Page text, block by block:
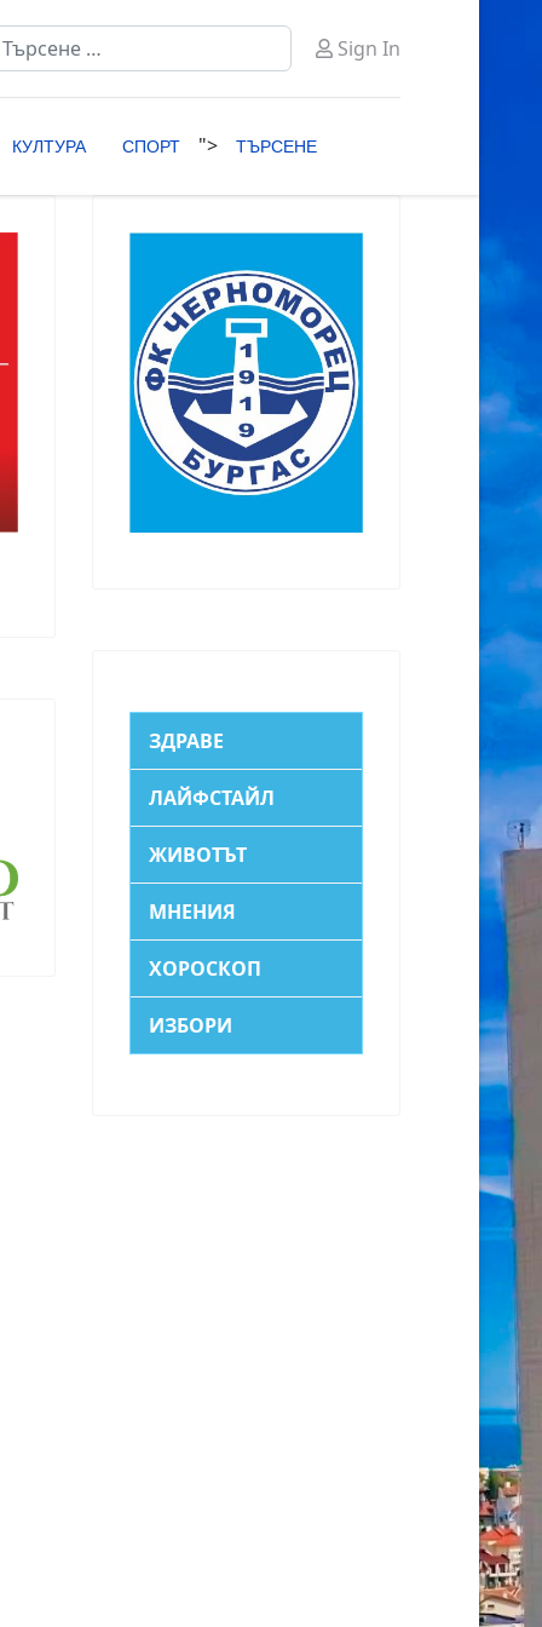
Sign In
КУЛТУРА СПОРТ "> ТЪРСЕНЕ
ЗДРАВЕ
ЛАЙФСТАЙЛ
ЖИВОТЪТ
МНЕНИЯ
ХОРОСКОП
ИЗБОРИ